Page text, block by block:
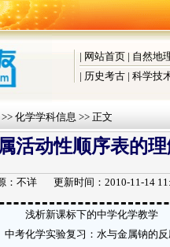
| 网站首页 | 自然地
| 历史考古 | 科学技
>> 化学学科信息 >> 正文
活动性顺序表的
： 不详 更新时间：2010-11-14
浅析新课标下的中学化学教学
中考化学实验复习：水与金属钠的反